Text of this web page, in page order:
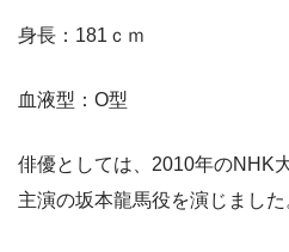
身長：181ｃｍ
血液型：O型
俳優としては、2010年のNHK
主演の坂本龍馬役を演じました